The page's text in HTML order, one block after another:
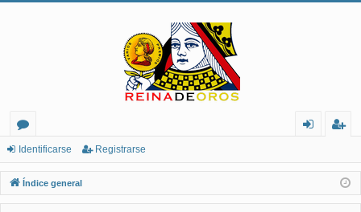
or
os
nt
ifi
ist
ra
Identificarse Registrarse
Índice general